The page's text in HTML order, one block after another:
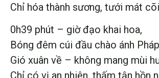
Chỉ hóa thành sương, tưới mát
0h39 phút – giờ đạo khai hoa,
Bóng đêm cúi đầu chào ánh
Gió xuân về – không mang mùi
Chỉ có vị an nhiên, thấm tận hồn